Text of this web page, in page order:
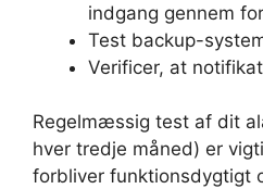
indgang gennem
Test backup-
Verificer, at
Regelmæssig test af dit
hver tredje måned) er
forbliver funktionsdygtigt